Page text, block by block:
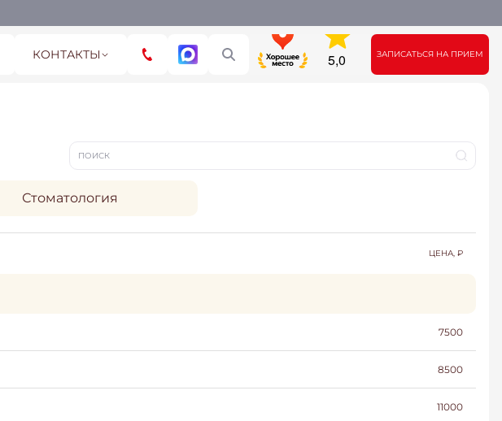
КОНТАКТЫ ЗАПИСАТЬСЯ НА ПРИЕМ
Стоматология
ЦЕНА, ₽
7500
8500
11000